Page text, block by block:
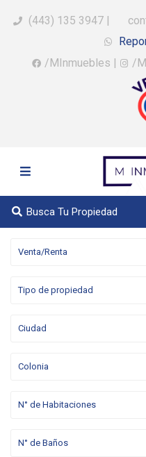
(443) 135 3947 |
/MInmuebles | /
Busca Tu Propiedad
Venta/Renta
Tipo de propiedad
Ciudad
Colonia
N° de Habitaciones
N° de Baños